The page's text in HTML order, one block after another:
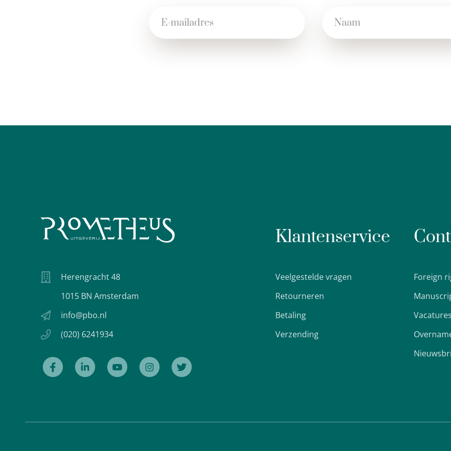
Herengracht 48
1015 BN Amsterdam
info@pbo.nl
(020) 6241934
Klantenservice
Veelgestelde vragen
Retourneren
Betaling
Verzending
Foreign